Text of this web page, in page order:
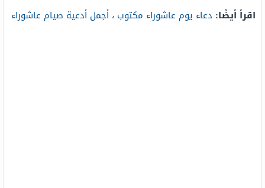
اقرأ أيضًا: دعاء يوم عاشوراء مكتوب ، أجمل أدعية صيام عاشوراء